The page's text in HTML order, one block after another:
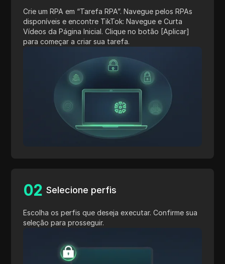
Crie um RPA em “Tarefa RPA”. Navegue pelos RPAs
disponíveis e encontre TikTok: Navegue e Curta
Vídeos da Página Inicial. Clique no botão [Aplicar]
para começar a criar sua tarefa.
02 Selecione perfis
Escolha os perfis que deseja executar. Confirme sua
seleção para prosseguir.